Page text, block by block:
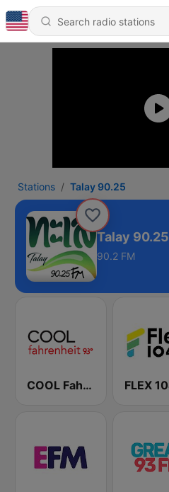
Stations Talay 90.25
Talay 90.25
90.2 FM
COOL Fahrenheit 93 FM